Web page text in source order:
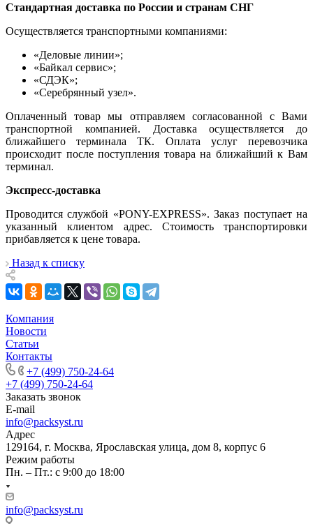
Стандартная доставка по России и странам СНГ
Осуществляется транспортными компаниями:
«Деловые линии»;
«Байкал сервис»;
«СДЭК»;
«Серебрянный узел».
Оплаченный товар мы отправляем согласованной с Вами
транспортной компанией. Доставка осуществляется до
ближайшего терминала ТК. Оплата услуг перевозчика
происходит после поступления товара на ближайший к Вам
терминал.
Экспресс-доставка
Проводится службой «PONY-EXPRESS». Заказ поступает на
указанный клиентом адрес. Стоимость транспортировки
прибавляется к цене товара.
Назад к списку
Компания
Новости
Статьи
Контакты
+7 (499) 750-24-64
+7 (499) 750-24-64
Заказать звонок
E-mail
info@packsyst.ru
Адрес
129164, г. Москва, Ярославская улица, дом 8, корпус 6
Режим работы
Пн. – Пт.: с 9:00 до 18:00
info@packsyst.ru